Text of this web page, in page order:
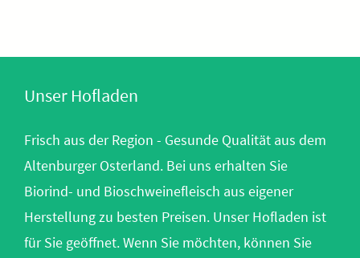
Unser Hofladen
Frisch aus der Region - Gesunde Qualität aus dem
Altenburger Osterland. Bei uns erhalten Sie
Biorind- und Bioschweinefleisch aus eigener
Herstellung zu besten Preisen. Unser Hofladen ist
für Sie geöffnet. Wenn Sie möchten, können Sie